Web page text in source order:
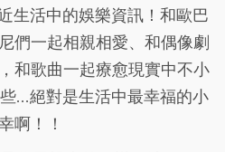
生活中的娛樂資訊！和歐巴
們一起相親相愛、和偶像劇
和歌曲一起療愈現實中不小
...絕對是生活中最幸福的小
啊！！